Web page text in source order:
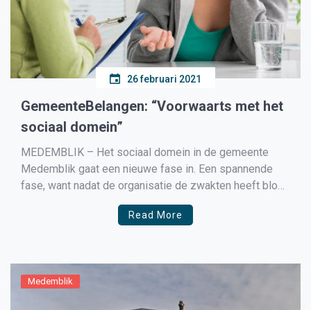
26 februari 2021
GemeenteBelangen: “Voorwaarts met het
sociaal domein”
MEDEMBLIK – Het sociaal domein in de gemeente
Medemblik gaat een nieuwe fase in. Een spannende
fase, want nadat de organisatie de zwakten heeft bloot
gelegd voor de gemeenteraad, is het nu werken aan
een stabiele toekomst. Maar liefst 14 maatregelen
Read More
Medemblik